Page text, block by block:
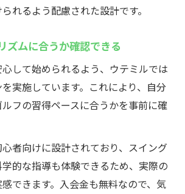
れるよう配慮された設計です。
ズムに合うか確認できる
して始められるよう、ウテミルでは
実施しています。これにより、自分
フの習得ペースに合うかを事前に確
者向けに設計されており、スイング
的な指導も体験できるため、実際の
できます。入会金も無料なので、気